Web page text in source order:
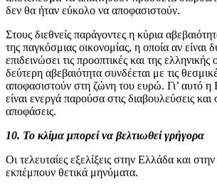
δεν θα ήταν εύκολο να αποφασιστούν.
Στους διεθνείς παράγοντες η κύρια
της παγκόσμιας οικονομίας, η οποία αν είναι
επιδεινώσει τις προοπτικές και της ελληνικής
δεύτερη αβεβαιότητα συνδέεται με τις
αποφασιστούν στη ζώνη του ευρώ. Γι’ αυτό η
είναι ενεργά παρούσα στις διαβουλεύσεις και
αποφάσεις.
10. Το κλίμα μπορεί να βελτιωθεί γρήγορα
Οι τελευταίες εξελίξεις στην Ελλάδα και
εκπέμπουν θετικά μηνύματα.